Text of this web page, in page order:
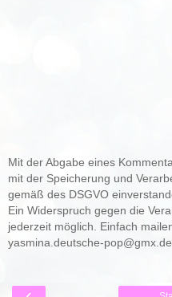
Mit der Abgabe eines
mit der Speicherung und
gemäß des DSGVO
Ein Widerspruch gegen die
jederzeit möglich. Einfach
yasmina.deutsche-pop@gmx.de